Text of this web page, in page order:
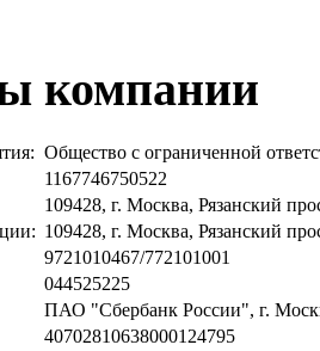
компании
Общество с ограниченной
1167746750522
109428, г. Москва, Рязанский
109428, г. Москва, Рязанский
9721010467/772101001
044525225
ПАО "Сбербанк России", г.
40702810638000124795